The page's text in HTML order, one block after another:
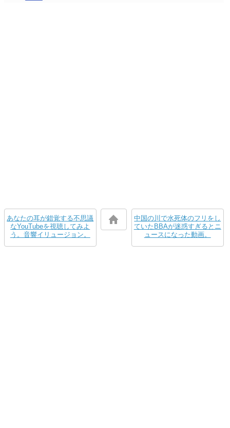
あなたの耳が錯覚する不思議
なYouTubeを視聴してみよ
う。音響イリュージョン。
中国の川で水死体のフリをし
ていたBBAが迷惑すぎるとニ
ュースになった動画。